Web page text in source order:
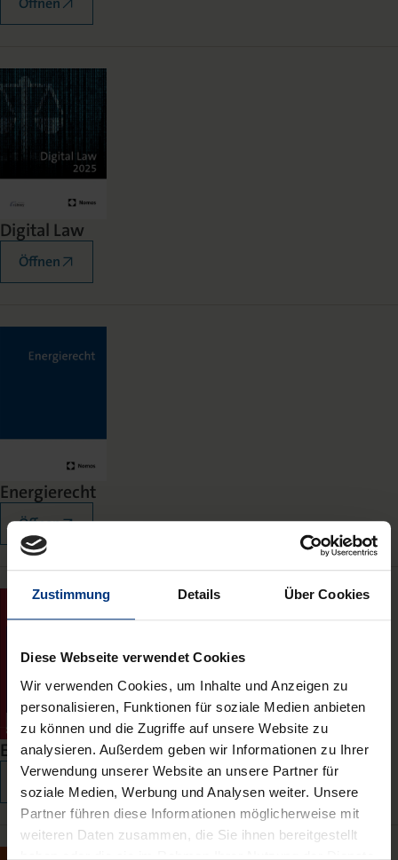
Zustimmung Details Über Cookies
Diese Webseite verwendet Cookies
Wir verwenden Cookies, um Inhalte und Anzeigen zu
personalisieren, Funktionen für soziale Medien anbieten
zu können und die Zugriffe auf unsere Website zu
analysieren. Außerdem geben wir Informationen zu Ihrer
Verwendung unserer Website an unsere Partner für
soziale Medien, Werbung und Analysen weiter. Unsere
Partner führen diese Informationen möglicherweise mit
weiteren Daten zusammen, die Sie ihnen bereitgestellt
haben oder die sie im Rahmen Ihrer Nutzung der Dienste
Digital Law
Öffnen
Energierecht
Öffnen
Europäisches Unionsrecht
Öffnen